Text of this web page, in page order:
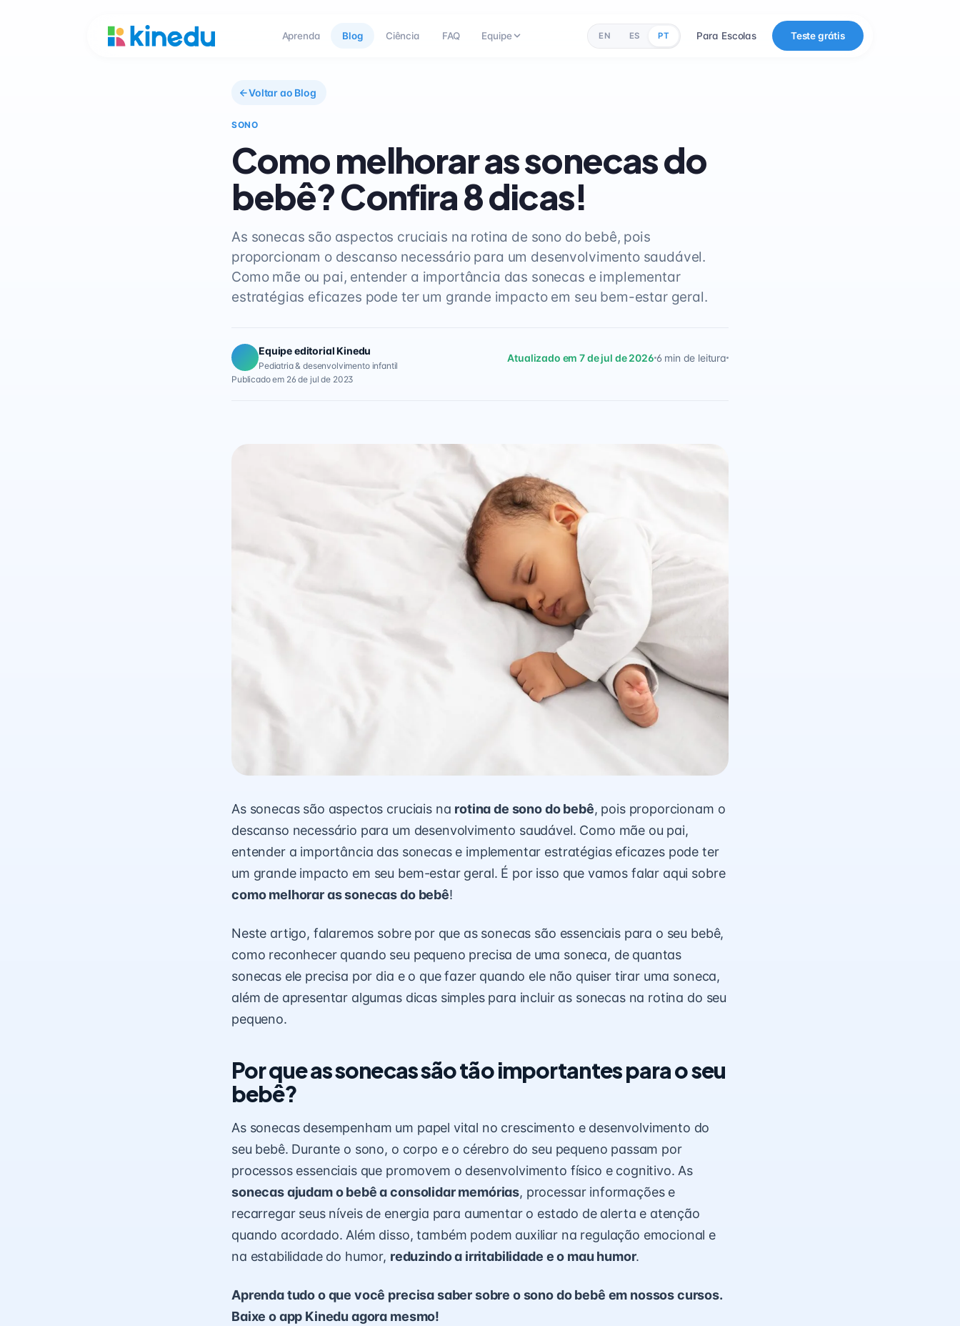
Aprenda Blog Ciência FAQ Equipe EN ES PT Para Escolas Teste grátis
Voltar ao Blog
SONO
Como melhorar as sonecas do
bebê? Confira 8 dicas!
As sonecas são aspectos cruciais na rotina de sono do bebê, pois
proporcionam o descanso necessário para um desenvolvimento saudável.
Como mãe ou pai, entender a importância das sonecas e implementar
estratégias eficazes pode ter um grande impacto em seu bem-estar geral.
Equipe editorial Kinedu
Pediatria & desenvolvimento infantil
Atualizado em 7 de jul de 2026 6 min de leitura
Publicado em 26 de jul de 2023
As sonecas são aspectos cruciais na rotina de sono do bebê, pois proporcionam o
descanso necessário para um desenvolvimento saudável. Como mãe ou pai,
entender a importância das sonecas e implementar estratégias eficazes pode ter
um grande impacto em seu bem-estar geral. É por isso que vamos falar aqui sobre
como melhorar as sonecas do bebê!
Neste artigo, falaremos sobre por que as sonecas são essenciais para o seu bebê,
como reconhecer quando seu pequeno precisa de uma soneca, de quantas
sonecas ele precisa por dia e o que fazer quando ele não quiser tirar uma soneca,
além de apresentar algumas dicas simples para incluir as sonecas na rotina do seu
pequeno.
Por que as sonecas são tão importantes para o seu
bebê?
As sonecas desempenham um papel vital no crescimento e desenvolvimento do
seu bebê. Durante o sono, o corpo e o cérebro do seu pequeno passam por
processos essenciais que promovem o desenvolvimento físico e cognitivo. As
sonecas ajudam o bebê a consolidar memórias, processar informações e
recarregar seus níveis de energia para aumentar o estado de alerta e atenção
quando acordado. Além disso, também podem auxiliar na regulação emocional e
na estabilidade do humor, reduzindo a irritabilidade e o mau humor.
Aprenda tudo o que você precisa saber sobre o sono do bebê em nossos cursos.
Baixe o app Kinedu agora mesmo!